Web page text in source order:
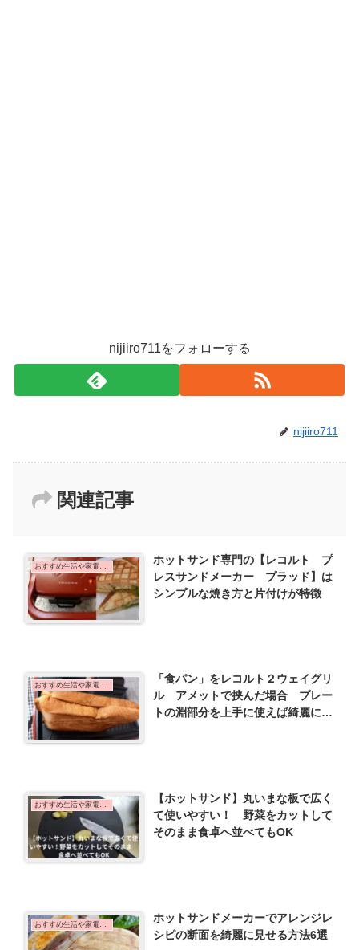
nijiiro711をフォローする
nijiiro711
関連記事
おすすめ生活や家電など
ホットサンド専門の【レコルト プ
レスサンドメーカー プラッド】は
シンプルな焼き方と片付けが特徴
おすすめ生活や家電など
「食パン」をレコルト２ウェイグリ
ル アメットで挟んだ場合 プレー
トの淵部分を上手に使えば綺麗に圧
おすすめ生活や家電など
【ホットサンド】丸いまな板で広く
て使いやすい！ 野菜をカットして
そのまま食卓へ並べてもOK
おすすめ生活や家電など
ホットサンドメーカーでアレンジレ
シピの断面を綺麗に見せる方法6選